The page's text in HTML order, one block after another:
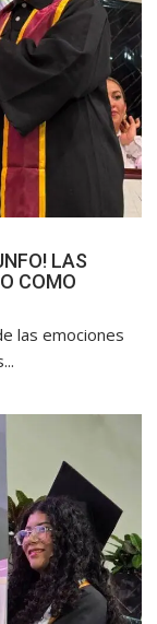
LAS
COMO
las emociones